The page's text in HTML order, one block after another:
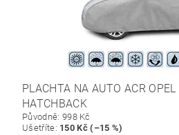
PLACHTA NA AUTO ACR
HATCHBACK
Původně: 998 Kč
Ušetříte: 150 Kč (–15 %)